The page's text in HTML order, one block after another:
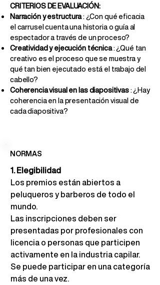
CRITERIOS DE EVALUACIÓN:
Narración y estructura: ¿Con qué eficacia
el carrusel cuenta una historia o guía al
espectador a través de un proceso?
Creatividad y ejecución técnica: ¿Qué tan
creativo es el proceso que se muestra y
qué tan bien ejecutado está el trabajo del
cabello?
Coherencia visual en las diapositivas: ¿Hay
coherencia en la presentación visual de
cada diapositiva?
NORMAS
1. Elegibilidad
Los premios están abiertos a
peluqueros y barberos de todo el
mundo.
Las inscripciones deben ser
presentadas por profesionales con
licencia o personas que participen
activamente en la industria capilar.
Se puede participar en una categoría
más de una vez.